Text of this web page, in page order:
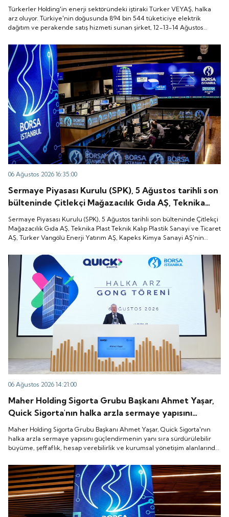
doğusunda 894 bin 544 tüketiciye elektrik dağıtım
ve perakende satış hizmeti sunan şirket, 12-13-14
Ağustos tarihleri arasında pay başına 136 TL fiyatla
Türkerler Holding'in enerji sektöründeki iştiraki Türker VEYAŞ, halka
arz oluyor. Türkiye'nin doğusunda 894 bin 544 tüketiciye elektrik
dağıtım ve perakende satış hizmeti sunan şirket, 12-13-14 Ağustos
06 Ağustos 2026 16:35:00
Sermaye Piyasası Kurulu (SPK), 5 Ağustos tarihli son
bülteninde Çitlekçi Mağazacılık Gıda AŞ, Teknika
Plast Teknik Kalıp Plastik Sanayi ve Ticaret AŞ,
Türker Vangölü Enerji Yatırım AŞ, Kapeks Kimya
Sanayi AŞ'nin halka arzlarına onay verdiği duyurdu.
Sermaye Piyasası Kurulu (SPK), 5 Ağustos tarihli son bülteninde Çitlekçi
Mağazacılık Gıda AŞ, Teknika Plast Teknik Kalıp Plastik Sanayi ve Ticaret
AŞ, Türker Vangölü Enerji Yatırım AŞ, Kapeks Kimya Sanayi AŞ'nin
06 Ağustos 2026 14:21:00
Maher Holding Sigorta Grubu Başkanı Ahmet Yaşar,
Quick Sigorta'nın halka arzla sermaye yapısını
güçlendirmenin yanı sıra sürdürülebilir büyüme,
şeffaflık, hesap verebilirlik ve kurumsal yönetişim
alanlarında yeni bir döneme girdiğini belirtti.
Maher Holding Sigorta Grubu Başkanı Ahmet Yaşar, Quick Sigorta'nın
halka arzla sermaye yapısını güçlendirmenin yanı sıra sürdürülebilir
büyüme, şeffaflık, hesap verebilirlik ve kurumsal yönetişim alanlarında